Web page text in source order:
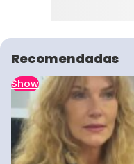
Recomendadas
Show